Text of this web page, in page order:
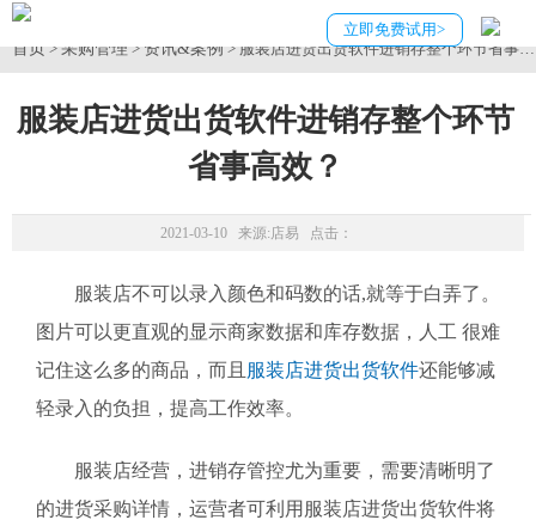
立即免费试用>
首页>采购管理>资讯&案例> 服装店进货出货软件进销存整个环节省事
服装店进货出货软件进销存整个环节
省事高效？
2021-03-10 来源:店易 点击：
服装店不可以录入颜色和码数的话,就等于白弄了。
图片可以更直观的显示商家数据和库存数据，人工 很难
记住这么多的商品，而且 服装店进货出货软件还能够减
轻录入的负担，提高工作效率。
服装店经营，进销存管控尤为重要，需要清晰明了
的进货采购详情，运营者可利用服装店进货出货软件将